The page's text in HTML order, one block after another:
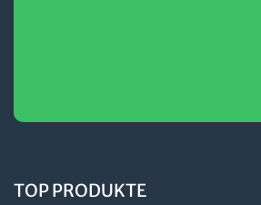
TOP PRODUKTE